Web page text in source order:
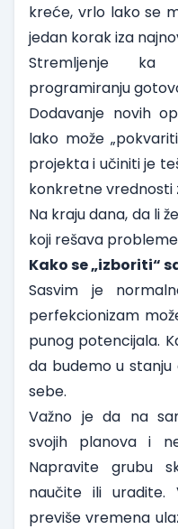
kreće, vrlo lako se
jedan korak iza
Stremljenje
programiranju
Dodavanje novih
lako može
projekta i učiniti je
konkretne vrednosti
Na kraju dana, da li
koji rešava
Kako se „izboriti“
Sasvim je
perfekcionizam
punog potencijala.
da budemo u
sebe.
Važno je da na
svojih planova i
Napravite grubu
naučite ili
previše vremena